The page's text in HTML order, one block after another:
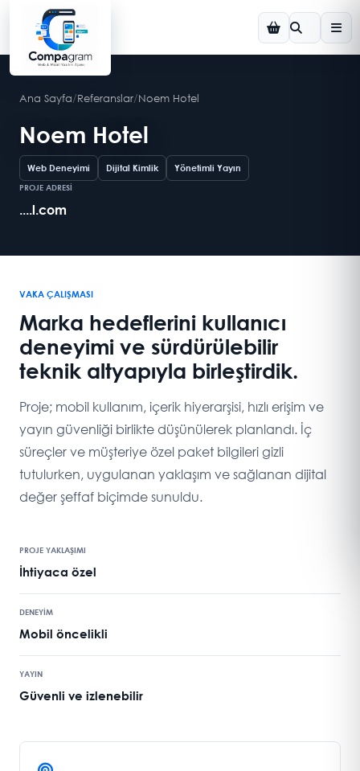
Ana Sayfa/Referanslar/Noem Hotel
Noem Hotel
Web Deneyimi Dijital Kimlik Yönetimli Yayın
PROJE ADRESİ
....l.com
VAKA ÇALIŞMASI
Marka hedeflerini kullanıcı
deneyimi ve sürdürülebilir
teknik altyapıyla birleştirdik.
Proje; mobil kullanım, içerik hiyerarşisi, hızlı erişim ve
yayın güvenliği birlikte düşünülerek planlandı. İç
süreçler ve müşteriye özel paket bilgileri gizli
tutulurken, uygulanan yaklaşım ve sağlanan dijital
değer şeffaf biçimde sunuldu.
PROJE YAKLAŞIMI
İhtiyaca özel
DENEYİM
Mobil öncelikli
YAYIN
Güvenli ve izlenebilir